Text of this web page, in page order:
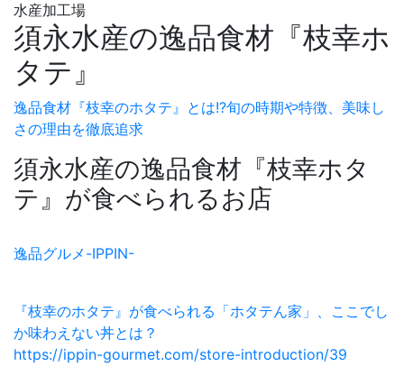
水産加工場
須永水産の逸品食材『枝幸ホ
タテ』
逸品食材『枝幸のホタテ』とは!?旬の時期や特徴、美味し
さの理由を徹底追求
須永水産の逸品食材『枝幸ホタ
テ』が食べられるお店
逸品グルメ-IPPIN-
『枝幸のホタテ』が食べられる「ホタテん家」、ここでし
か味わえない丼とは？
https://ippin-gourmet.com/store-introduction/39